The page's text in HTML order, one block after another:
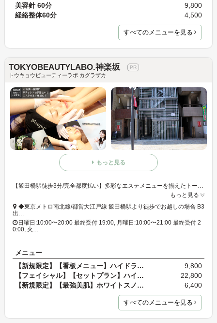
美容針 60分
9,800
経絡整体60分
4,500
すべてのメニューを見る
TOKYOBEAUTYLABO.神楽坂
トウキョウビューティーラボ カグラザカ
もっと見る
もっと見る
◆東京メトロ南北線/都営大江戸線 飯田橋駅より徒歩でお越しの場合 B3
出…
日曜日:10:00〜20:00 最終受付 19:00, 月曜日:10:00〜21:00 最終受付 2
0:00, 火…
メニュー
【新規限定】【看板メニュー】ハイドラフェイシャル…
9,800
【フェイシャル】【セットプラン】ハイドラフェイシ…
22,800
【新規限定】【最強美肌】ホワイトスノーピール 80分…
6,400
すべてのメニューを見る